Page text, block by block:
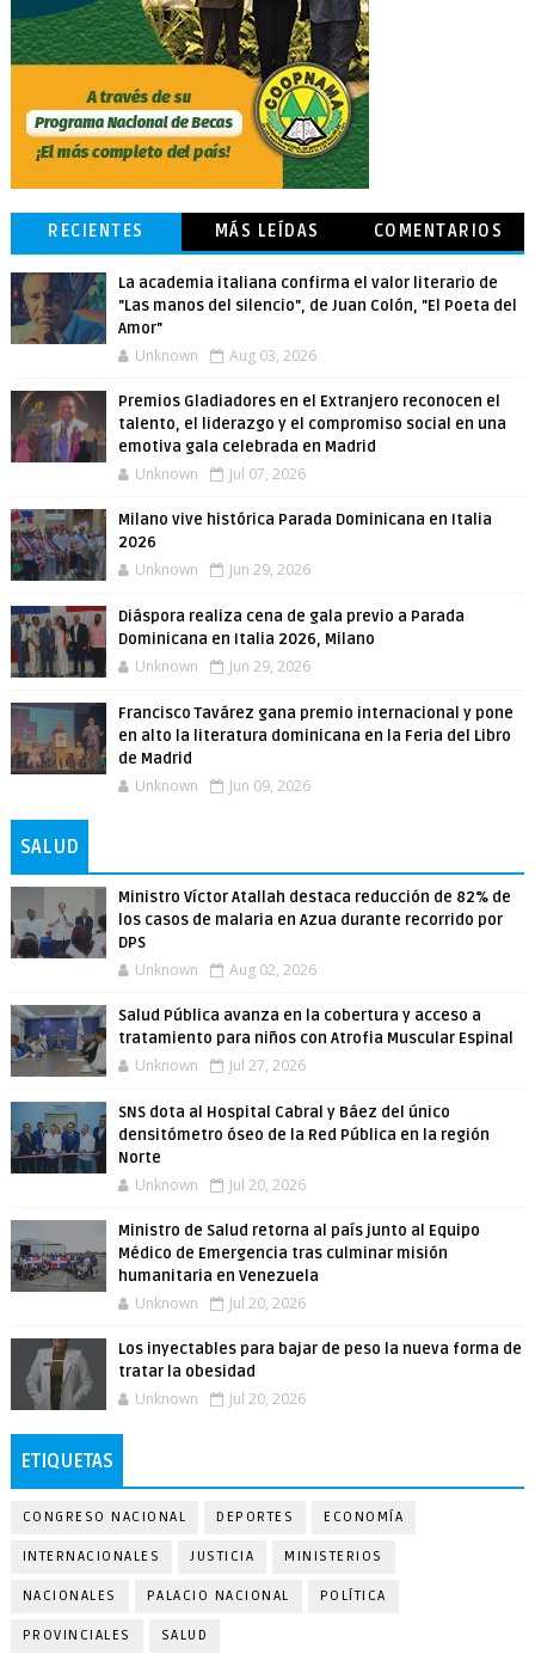
RECIENTES MÁS LEÍDAS COMENTARIOS
La academia italiana confirma el valor literario de
"Las manos del silencio", de Juan Colón, "El Poeta del
Amor"
Unknown Aug 03, 2026
Premios Gladiadores en el Extranjero reconocen el
talento, el liderazgo y el compromiso social en una
emotiva gala celebrada en Madrid
Unknown Jul 07, 2026
Milano vive histórica Parada Dominicana en Italia
2026
Unknown Jun 29, 2026
Diáspora realiza cena de gala previo a Parada
Dominicana en Italia 2026, Milano
Unknown Jun 29, 2026
Francisco Tavárez gana premio internacional y pone
en alto la literatura dominicana en la Feria del Libro
de Madrid
Unknown Jun 09, 2026
SALUD
Ministro Víctor Atallah destaca reducción de 82% de
los casos de malaria en Azua durante recorrido por
DPS
Unknown Aug 02, 2026
Salud Pública avanza en la cobertura y acceso a
tratamiento para niños con Atrofia Muscular Espinal
Unknown Jul 27, 2026
SNS dota al Hospital Cabral y Báez del único
densitómetro óseo de la Red Pública en la región
Norte
Unknown Jul 20, 2026
Ministro de Salud retorna al país junto al Equipo
Médico de Emergencia tras culminar misión
humanitaria en Venezuela
Unknown Jul 20, 2026
Los inyectables para bajar de peso la nueva forma de
tratar la obesidad
Unknown Jul 20, 2026
ETIQUETAS
CONGRESO NACIONAL DEPORTES ECONOMÍA
INTERNACIONALES JUSTICIA MINISTERIOS
NACIONALES PALACIO NACIONAL POLÍTICA
PROVINCIALES SALUD